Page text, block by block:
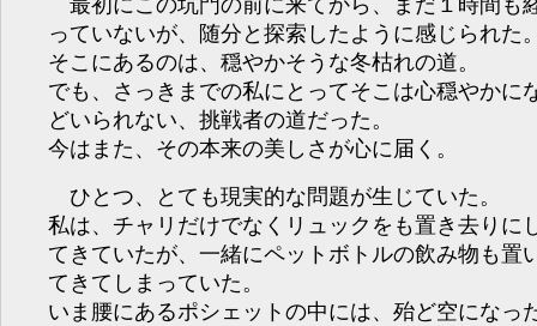
っていないが、随分と探索したように感じられた
そこにあるのは、穏やかそうな冬枯れの道。
でも、さっきまでの私にとってそこは心穏やかに
どいられない、挑戦者の道だった。
今はまた、その本来の美しさが心に届く。
ひとつ、とても現実的な問題が生じていた。
私は、チャリだけでなくリュックをも置き去りに
てきていたが、一緒にペットボトルの飲み物も置
てきてしまっていた。
いま腰にあるポシェットの中には、殆ど空になっ